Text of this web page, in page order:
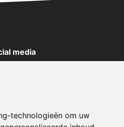
technologieën om uw
media